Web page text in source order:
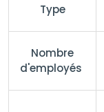
Type
Nombre
d'employés